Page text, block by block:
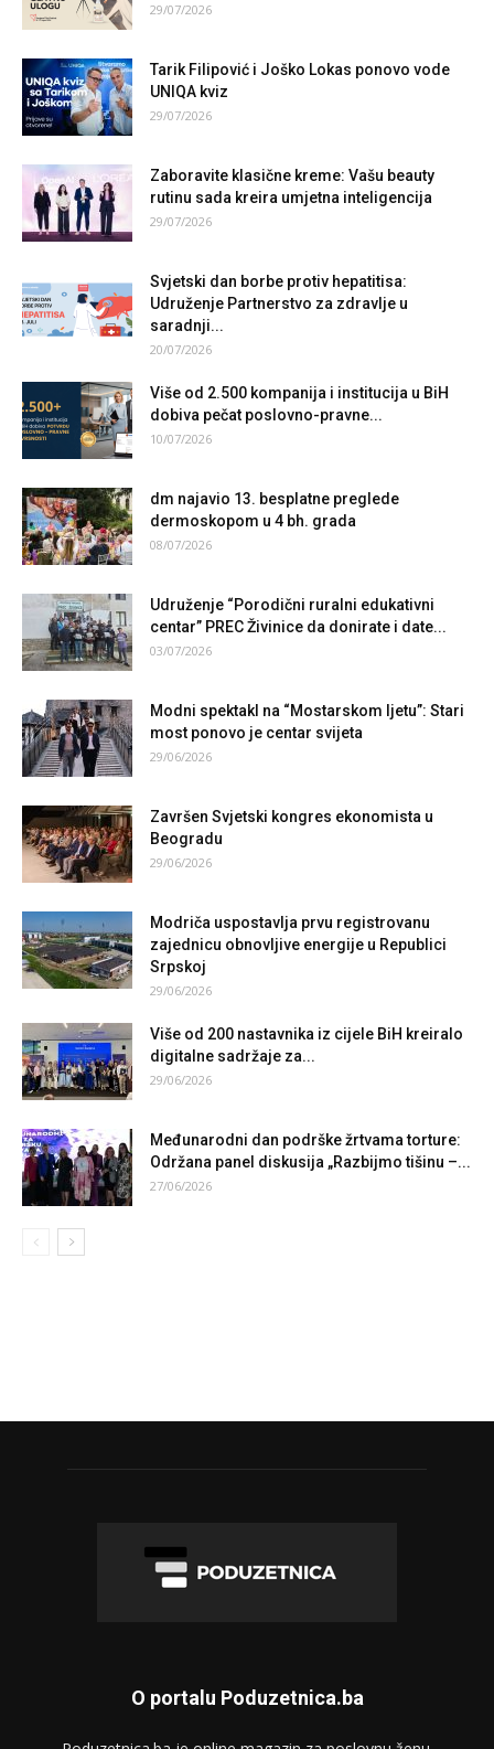
29/07/2026
Tarik Filipović i Joško Lokas ponovo vode
UNIQA kviz
29/07/2026
Zaboravite klasične kreme: Vašu beauty
rutinu sada kreira umjetna inteligencija
29/07/2026
Svjetski dan borbe protiv hepatitisa:
Udruženje Partnerstvo za zdravlje u
saradnji...
20/07/2026
Više od 2.500 kompanija i institucija u BiH
dobiva pečat poslovno-pravne...
10/07/2026
dm najavio 13. besplatne preglede
dermoskopom u 4 bh. grada
08/07/2026
Udruženje “Porodični ruralni edukativni
centar” PREC Živinice da donirate i date...
03/07/2026
Modni spektakl na “Mostarskom ljetu”: Stari
most ponovo je centar svijeta
29/06/2026
Završen Svjetski kongres ekonomista u
Beogradu
29/06/2026
Modriča uspostavlja prvu registrovanu
zajednicu obnovljive energije u Republici
Srpskoj
29/06/2026
Više od 200 nastavnika iz cijele BiH kreiralo
digitalne sadržaje za...
29/06/2026
Međunarodni dan podrške žrtvama torture:
Održana panel diskusija „Razbijmo tišinu –...
27/06/2026
O portalu Poduzetnica.ba